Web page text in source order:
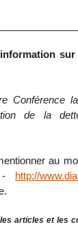
sur
Conférence
de la
au
- http://
articles et les